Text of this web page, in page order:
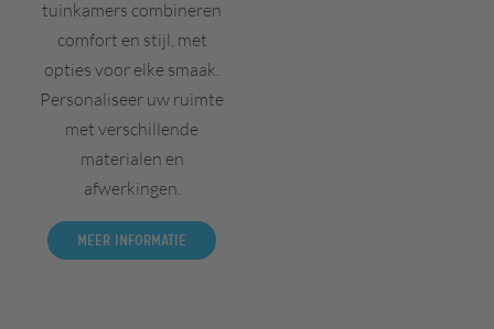
tuinkamers combineren
comfort en stijl, met
opties voor elke smaak.
Personaliseer uw ruimte
met verschillende
materialen en
afwerkingen.
Meer informatie